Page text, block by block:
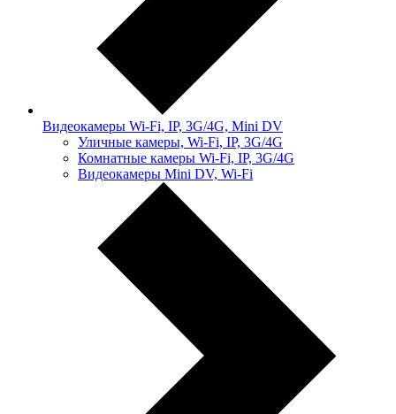
Видеокамеры Wi-Fi, IP, 3G/4G, Mini DV
Уличные камеры, Wi-Fi, IP, 3G/4G
Комнатные камеры Wi-Fi, IP, 3G/4G
Видеокамеры Mini DV, Wi-Fi